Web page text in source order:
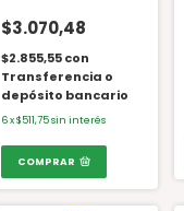
$3.070,48
$2.855,55con
Transferencia o
depósito bancario
6x$511,75sin interés
COMPRAR